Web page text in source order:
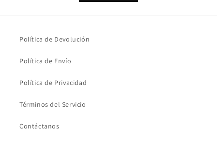
Política de Devolución
Política de Envío
Política de Privacidad
Términos del Servicio
Contáctanos